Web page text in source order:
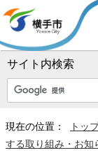
サイト内検索
現在の位置： トッ
する取り組み・お知